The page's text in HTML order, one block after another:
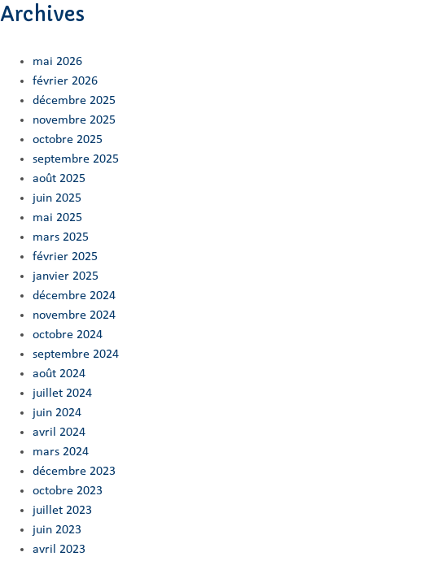
Archives
mai 2026
février 2026
décembre 2025
novembre 2025
octobre 2025
septembre 2025
août 2025
juin 2025
mai 2025
mars 2025
février 2025
janvier 2025
décembre 2024
novembre 2024
octobre 2024
septembre 2024
août 2024
juillet 2024
juin 2024
avril 2024
mars 2024
décembre 2023
octobre 2023
juillet 2023
juin 2023
avril 2023